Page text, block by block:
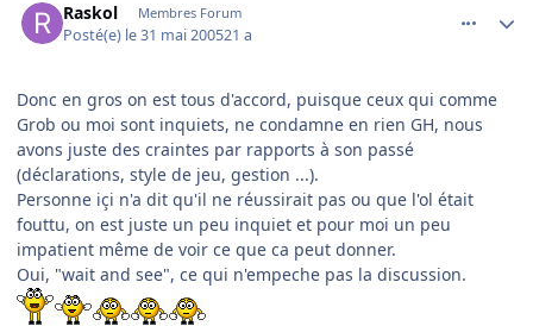
Raskol Membres Forum
Posté(e) le 31 mai 200521 a
Donc en gros on est tous d'accord, puisque ceux qui comme
Grob ou moi sont inquiets, ne condamne en rien GH, nous
avons juste des craintes par rapports à son passé
(déclarations, style de jeu, gestion ...).
Personne içi n'a dit qu'il ne réussirait pas ou que l'ol était
fouttu, on est juste un peu inquiet et pour moi un peu
impatient même de voir ce que ca peut donner.
Oui, "wait and see", ce qui n'empeche pas la discussion.